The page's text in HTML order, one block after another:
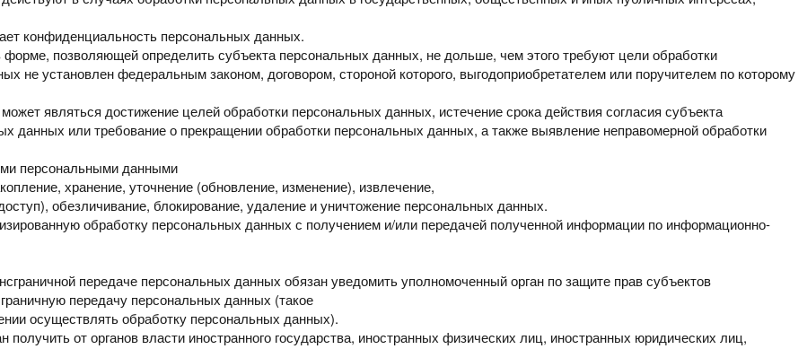
конфиденциальность персональных данных.
форме, позволяющей определить субъекта персональных данных, не дольше, чем этоготребуют цели обработки
не установлен федеральным законом, договором, стороной которого, выгодоприобретателем или поручителем по которому
являться достижение целей обработки персональных данных, истечение срока действия согласия субъекта
данных или требование о прекращении обработки персональных данных, а также выявление неправомерной обработки
персональными данными
хранение, уточнение (обновление, изменение), извлечение,
обезличивание, блокирование, удаление и уничтожение персональных данных.
обработку персональных данных с получением и/или передачей полученной информации по информационно-
передаче персональных данных обязан уведомить уполномоченный орган по защите прав субъектов
передачу персональных данных (такое
осуществлятьобработку персональных данных).
получитьот органов власти иностранного государства, иностранных физических лиц, иностранных юридических лиц,